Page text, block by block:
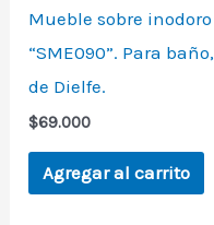
Mueble sobre inodoro
“SME090”. Para baño,
de Dielfe.
$69.000
Agregar al carrito